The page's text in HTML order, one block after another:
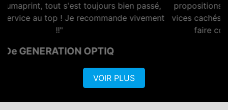
propositions simples et adaptées aux besoins sans
vices cachés. SAV toujours disponible. Vous pouvez
faire confiance à Lionel les yeux fermés"
De LES CHERUBINS
VOIR PLUS